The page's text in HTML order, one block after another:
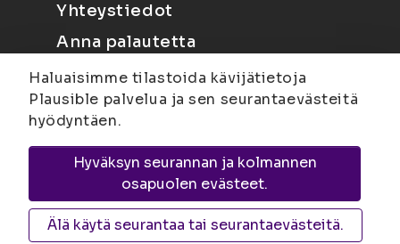
Yhteystiedot
Anna palautetta
Joensuu
Suvantokatu 6, 80100 Joensuu |
KuopioYliopistonranta 15, PL 1627, 70211
Kuopio
Haluaisimme tilastoida kävijätietoja
Plausible palvelua ja sen seurantaevästeitä
hyödyntäen.
Hyväksyn seurannan ja kolmannen
osapuolen evästeet.
Älä käytä seurantaa tai seurantaevästeitä.